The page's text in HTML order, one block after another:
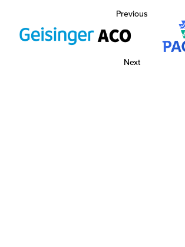
Previous
Next